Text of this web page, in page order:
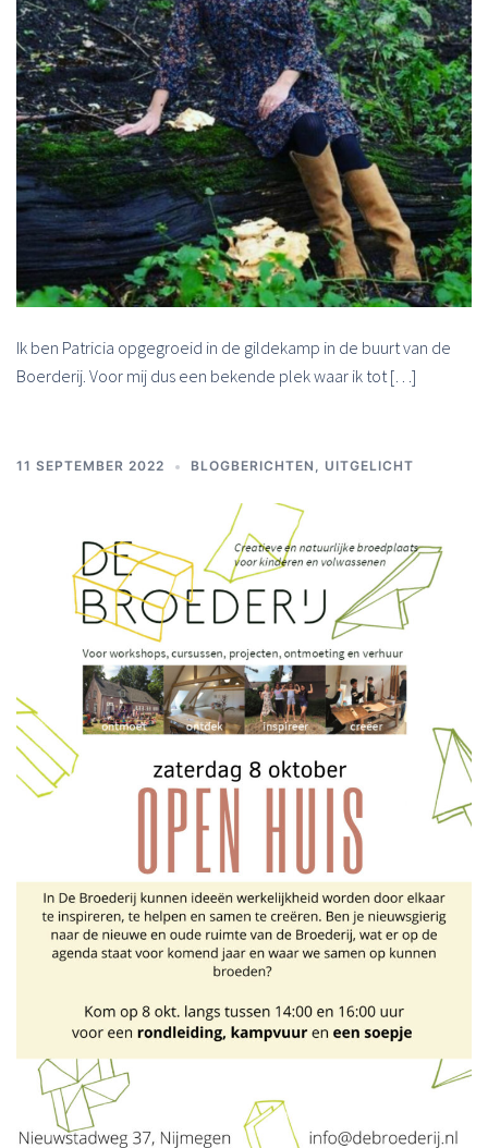
Ik ben Patricia opgegroeid in de gildekamp in de buurt van de
Boerderij. Voor mij dus een bekende plek waar ik tot […]
11 SEPTEMBER 2022 BLOGBERICHTEN , UITGELICHT